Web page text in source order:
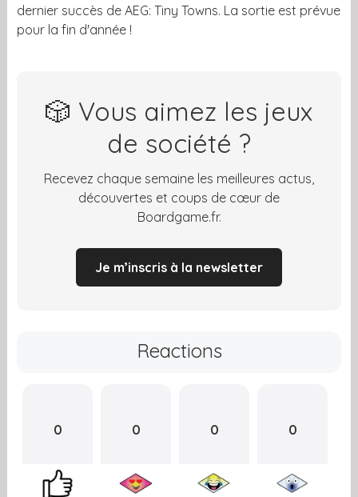
dernier succès de AEG: Tiny Towns. La sortie est prévue
pour la fin d'année !
🎲 Vous aimez les jeux
de société ?
Recevez chaque semaine les meilleures actus,
découvertes et coups de cœur de
Boardgame.fr.
Je m’inscris à la newsletter
Reactions
0 0 0 0